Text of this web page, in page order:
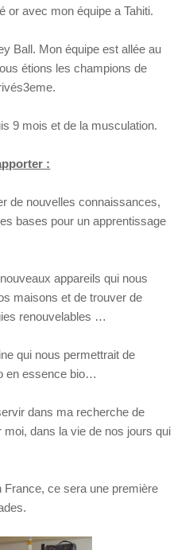
or avec mon équipe a Tahiti.
Ball. Mon équipe est allée au
étions les champions de
9 mois et de la musculation.
:
de nouvelles connaissances,
bases pour un apprentissage
appareils qui nous
maisons et de trouver de
renouvelables …
qui nous permettrait de
en essence bio…
dans ma recherche de
dans la vie de nos jours qui
ce sera une première